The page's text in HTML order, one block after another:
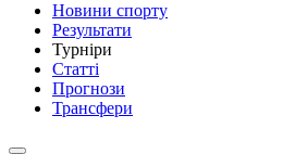
Новини спорту
Результати
Турніри
Статті
Прогнози
Трансфери